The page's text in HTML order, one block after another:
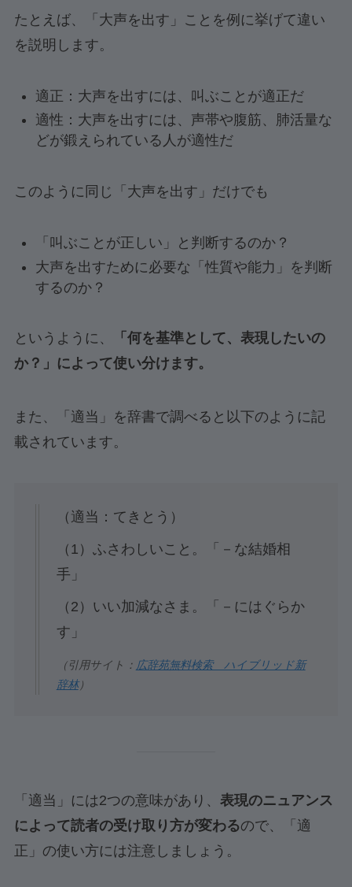
たとえば、「大声を出す」ことを例に挙げて違い
を説明します。
適正：大声を出すには、叫ぶことが適正だ
適性：大声を出すには、声帯や腹筋、肺活量な
どが鍛えられている人が適性だ
このように同じ「大声を出す」だけでも
「叫ぶことが正しい」と判断するのか？
大声を出すために必要な「性質や能力」を判断
するのか？
というように、
「何を基準として、表現したいの
か？」によって使い分けます。
また、「適当」を辞書で調べると以下のように記
載されています。
（適当：てきとう）
（1）ふさわしいこと。「－な結婚相
手」
（2）いい加減なさま。「－にはぐらか
す」
（引用サイト： 広辞苑無料検索 ハイブリッド新
辞林）
「適当」には2つの意味があり、 表現のニュアンス
によって読者の受け取り方が変わるので、「適
正」の使い方には注意しましょう。